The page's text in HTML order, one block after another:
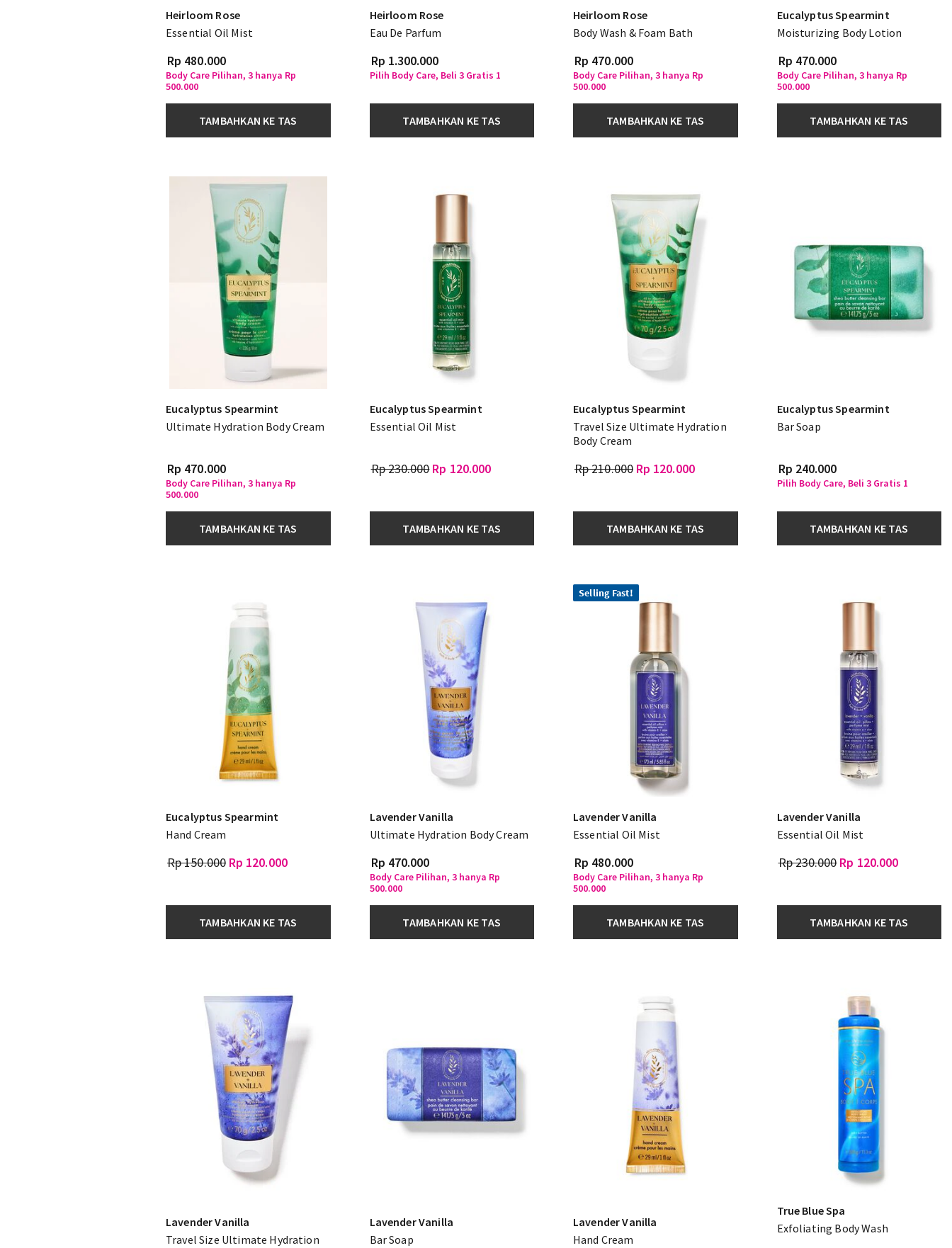
Heirloom Rose
Essential Oil Mist
Rp 480.000
Body Care Pilihan, 3 hanya Rp
500.000
TAMBAHKAN KE TAS
Heirloom Rose
Eau De Parfum
Rp 1.300.000
Pilih Body Care, Beli 3 Gratis 1
TAMBAHKAN KE TAS
Heirloom Rose
Body Wash & Foam Bath
Rp 470.000
Body Care Pilihan, 3 hanya Rp
500.000
TAMBAHKAN KE TAS
Eucalyptus Spearmint
Moisturizing Body Lotion
Rp 470.000
Body Care Pilihan, 3 hanya Rp
500.000
TAMBAHKAN KE TAS
Eucalyptus Spearmint
Ultimate Hydration Body Cream
Rp 470.000
Body Care Pilihan, 3 hanya Rp
500.000
TAMBAHKAN KE TAS
Eucalyptus Spearmint
Essential Oil Mist
Rp 230.000Rp 120.000
TAMBAHKAN KE TAS
Eucalyptus Spearmint
Travel Size Ultimate Hydration
Body Cream
Rp 210.000 Rp 120.000
TAMBAHKAN KE TAS
Eucalyptus Spearmint
Bar Soap
Rp 240.000
Pilih Body Care, Beli 3 Gratis 1
TAMBAHKAN KE TAS
Eucalyptus Spearmint
Hand Cream
Rp 150.000 Rp 120.000
TAMBAHKAN KE TAS
Lavender Vanilla
Ultimate Hydration Body Cream
Rp 470.000
Body Care Pilihan, 3 hanya Rp
500.000
TAMBAHKAN KE TAS
Selling Fast!
Lavender Vanilla
Essential Oil Mist
Rp 480.000
Body Care Pilihan, 3 hanya Rp
500.000
TAMBAHKAN KE TAS
Lavender Vanilla
Essential Oil Mist
Rp 230.000Rp 120.000
TAMBAHKAN KE TAS
Lavender Vanilla
Travel Size Ultimate Hydration
Lavender Vanilla
Bar Soap
Lavender Vanilla
Hand Cream
True Blue Spa
Exfoliating Body Wash